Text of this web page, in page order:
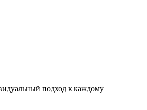
подход к каждому